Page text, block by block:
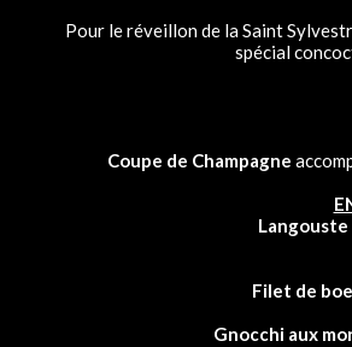
Pour le réveillon de la Saint
spécial
Coupe de Champagne
Langouste
Filet de
Gnocchi aux